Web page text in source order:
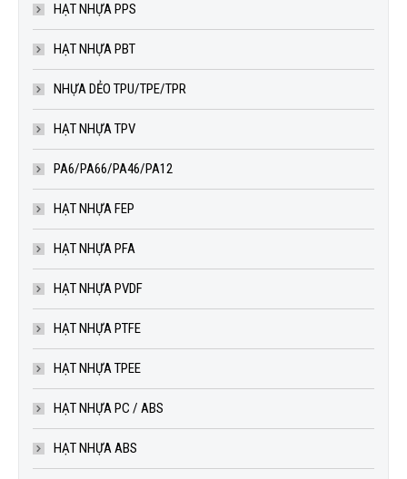
HẠT NHỰA PPS
HẠT NHỰA PBT
NHỰA DẺO TPU/TPE/TPR
HẠT NHỰA TPV
PA6/PA66/PA46/PA12
HẠT NHỰA FEP
HẠT NHỰA PFA
HẠT NHỰA PVDF
HẠT NHỰA PTFE
HẠT NHỰA TPEE
HẠT NHỰA PC / ABS
HẠT NHỰA ABS